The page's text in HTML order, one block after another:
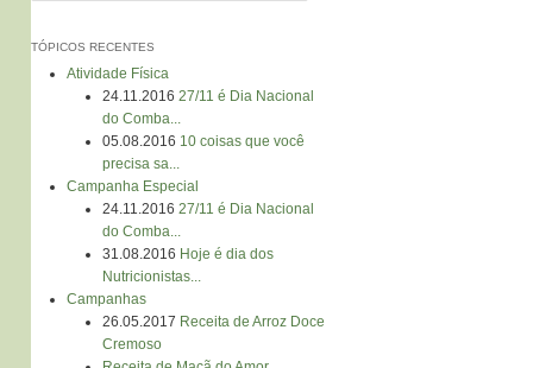
TÓPICOS RECENTES
Atividade Física
24.11.2016 27/11 é Dia Nacional
do Comba...
05.08.2016 10 coisas que você
precisa sa...
Campanha Especial
24.11.2016 27/11 é Dia Nacional
do Comba...
31.08.2016 Hoje é dia dos
Nutricionistas...
Campanhas
26.05.2017 Receita de Arroz Doce
Cremoso